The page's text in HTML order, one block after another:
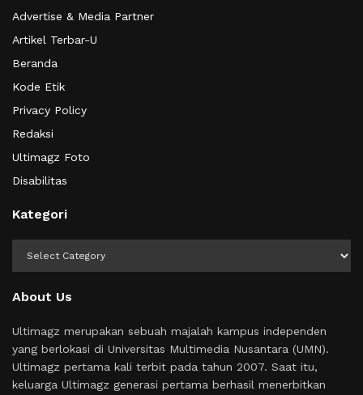
Advertise & Media Partner
Artikel Terbar-U
Beranda
Kode Etik
Privacy Policy
Redaksi
Ultimagz Foto
Disabilitas
Kategori
About Us
Ultimagz merupakan sebuah majalah kampus independen
yang berlokasi di Universitas Multimedia Nusantara (UMN).
Ultimagz pertama kali terbit pada tahun 2007. Saat itu,
keluarga Ultimagz generasi pertama berhasil menerbitkan